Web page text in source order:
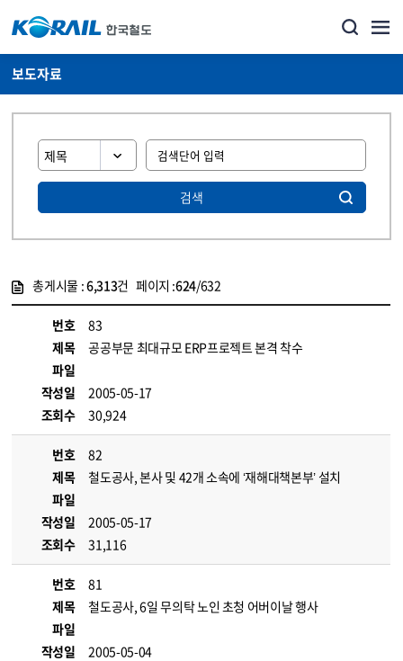
보도자료
검색
총게시물 :6,313건 페이지 :624/632
번호
83
제목
공공부문 최대규모 ERP프로젝트 본격 착수
파일
작성일
2005-05-17
조회수
30,924
번호
82
제목
철도공사, 본사 및 42개 소속에 ‘재해대책본부’ 설치
파일
작성일
2005-05-17
조회수
31,116
번호
81
제목
철도공사, 6일 무의탁 노인 초청 어버이날 행사
파일
작성일
2005-05-04